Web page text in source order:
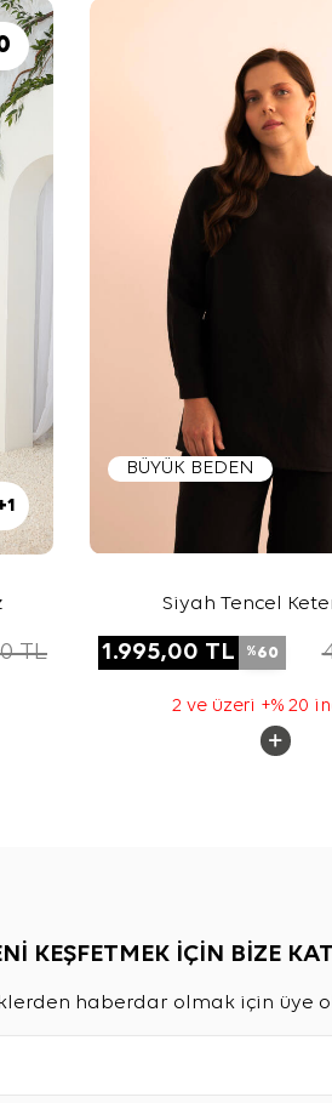
TL
BÜYÜK BEDEN
Siyah Tencel
1.995,00 TL %60
2 ve üzeri +% 20
KEŞFETMEK İÇİN BİZE
haberdar olmak için üye